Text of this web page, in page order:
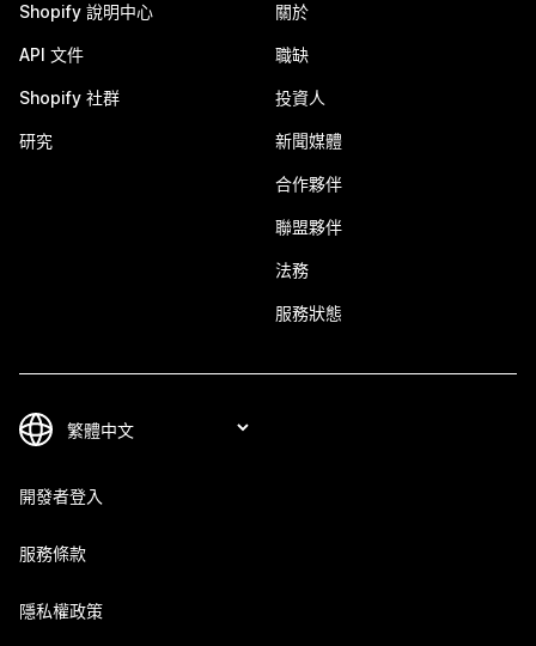
Shopify 說明中心
API 文件
Shopify 社群
研究
關於
職缺
投資人
新聞媒體
合作夥伴
聯盟夥伴
法務
服務狀態
開發者登入
服務條款
隱私權政策